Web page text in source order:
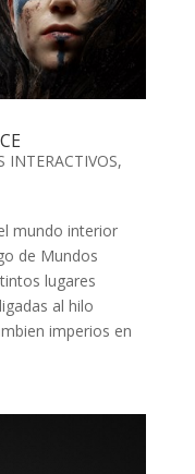
INTERACTIVOS,
el mundo interior
de Mundos
lugares
al hilo
imperios en